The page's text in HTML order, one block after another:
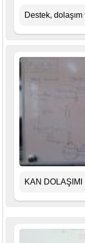
Destek,
KAN DOLAŞIMI